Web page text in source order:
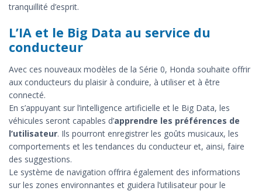
tranquillité d’esprit.
L’IA et le Big Data au service du
conducteur
Avec ces nouveaux modèles de la Série 0, Honda souhaite offrir
aux conducteurs du plaisir à conduire, à utiliser et à être
connecté.
En s’appuyant sur l’intelligence artificielle et le Big Data, les
véhicules seront capables d’apprendre les préférences de
l’utilisateur. Ils pourront enregistrer les goûts musicaux, les
comportements et les tendances du conducteur et, ainsi, faire
des suggestions.
Le système de navigation offrira également des informations
sur les zones environnantes et guidera l’utilisateur pour le